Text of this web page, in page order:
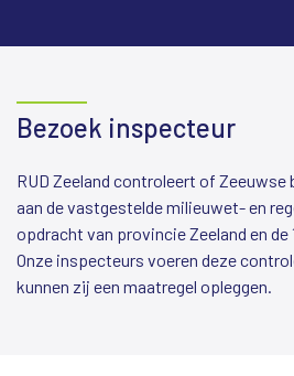
Bezoek inspecteur
RUD Zeeland controleert of Zeeuwse
aan de vastgestelde milieuwet- en
opdracht van provincie Zeeland en de
Onze inspecteurs voeren deze
kunnen zij een maatregel opleggen.